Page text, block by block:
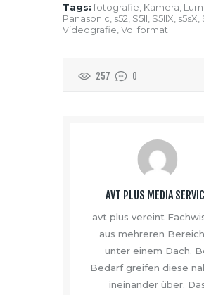
Tags: fotografie Kamera
Panasonic s52 S5II S5IIX s5sX
Videografie Vollformat
257 0
AVT PLUS MEDIA
avt plus vereint
aus mehreren
unter einem Dach.
Bedarf greifen diese
ineinander über.